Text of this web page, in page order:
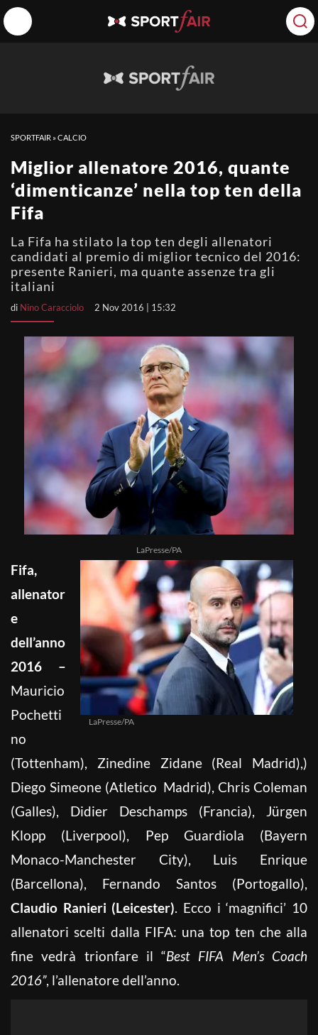
SPORTFAIR »CALCIO
Miglior allenatore 2016, quante
‘dimenticanze’ nella top ten della
Fifa
La Fifa ha stilato la top ten degli allenatori
candidati al premio di miglior tecnico del 2016:
presente Ranieri, ma quante assenze tra gli
italiani
di Nino Caracciolo 2 Nov 2016 | 15:32
LaPresse/PA
LaPresse/PA
Fifa,
allenator
e
dell’anno
2016 –
Mauricio
Pochetti
no
(Tottenham), Zinedine Zidane (Real Madrid),)
Diego Simeone (Atletico Madrid), Chris Coleman
(Galles), Didier Deschamps (Francia), Jürgen
Klopp (Liverpool), Pep Guardiola (Bayern
Monaco-Manchester City), Luis Enrique
(Barcellona), Fernando Santos (Portogallo),
Claudio Ranieri (Leicester). Ecco i ‘magnifici’ 10
allenatori scelti dalla FIFA: una top ten che alla
fine vedrà trionfare il “Best FIFA Men’s Coach
2016”, l’allenatore dell’anno.